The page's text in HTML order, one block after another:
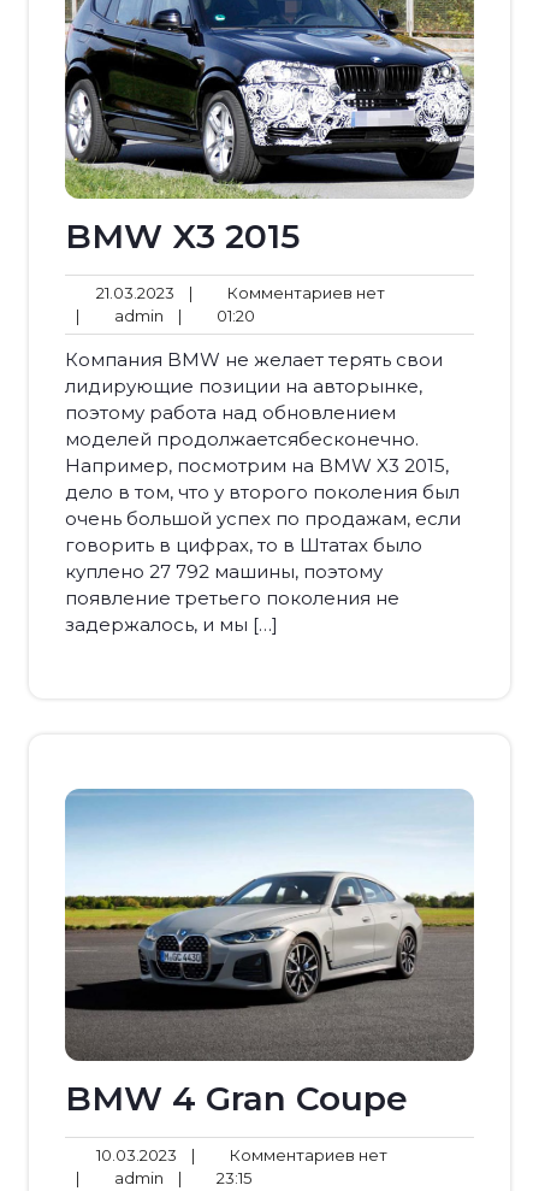
BMW X3 2015
21.03.2023 21.03.2023
| Комментариев нетКомментариев
| admin admin
| 01:20
Компания BMW не желает терять свои
лидирующие позиции на авторынке,
поэтому работа над обновлением
моделей продолжаетсябесконечно.
Например, посмотрим на BMW X3 2015,
дело в том, что у второго поколения был
очень большой успех по продажам, если
говорить в цифрах, то в Штатах было
куплено 27 792 машины, поэтому
появление третьего поколения не
задержалось, и мы […]
BMW 4 Gran Coupe
10.03.2023 10.03.2023
| Комментариев нетКомментариев
| admin admin
| 23:1523:15